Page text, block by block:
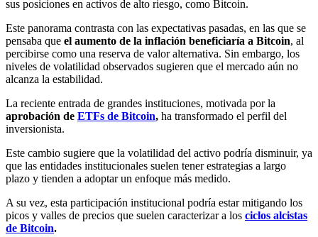
sus posiciones en activos de alto riesgo, como Bitcoin.
Este panorama contrasta con las expectativas pasadas, en las que se
pensaba que el aumento de la inflación beneficiaría a Bitcoin, al
percibirse como una reserva de valor alternativa. Sin embargo, los
niveles de volatilidad observados sugieren que el mercado aún no
alcanza la estabilidad.
La reciente entrada de grandes instituciones, motivada por la
aprobación de ETFs de Bitcoin, ha transformado el perfil del
inversionista.
Este cambio sugiere que la volatilidad del activo podría disminuir, ya
que las entidades institucionales suelen tener estrategias a largo
plazo y tienden a adoptar un enfoque más medido.
A su vez, esta participación institucional podría estar mitigando los
picos y valles de precios que suelen caracterizar a los ciclos alcistas
de Bitcoin.